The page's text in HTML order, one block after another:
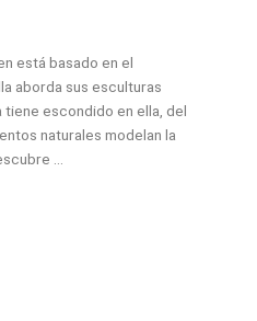
está basado en el
aborda sus esculturas
escondido en ella, del
naturales modelan la
…